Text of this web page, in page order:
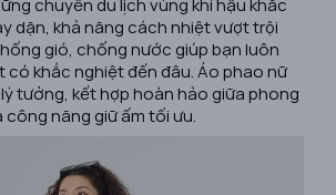
dặn, khả năng cách nhiệt vượt trội
gió, chống nước giúp bạn luôn
có khắc nghiệt đến đâu. Áo phao nữ
lý tưởng, kết hợp hoàn hảo giữa phong
năng giữ ấm tối ưu.